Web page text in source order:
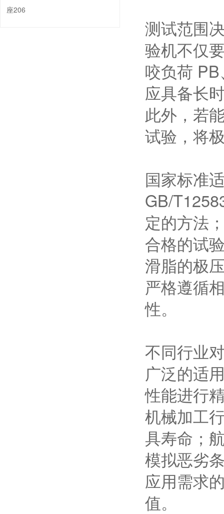
测试范围
验机不仅
咬负荷
应具备长
此外，若
试验，将
国家标准
GB/
定的方法
合格的试
滑脂的极
严格遵循
性。
不同行业
广泛的适
性能进行
机械加工
具寿命；
模拟恶劣
应用需求
值。
座206